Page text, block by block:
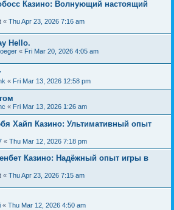
Казино: Волнующий настоящий
« Thu Apr 23, 2026 7:16 am
Hello.
« Fri Mar 20, 2026 4:05 am
« Fri Mar 13, 2026 12:58 pm
« Fri Mar 13, 2026 1:26 am
Хайп Казино: Ультимативный опыт
« Thu Mar 12, 2026 7:18 pm
Казино: Надёжный опыт игры в
« Thu Apr 23, 2026 7:15 am
« Thu Mar 12, 2026 4:50 am